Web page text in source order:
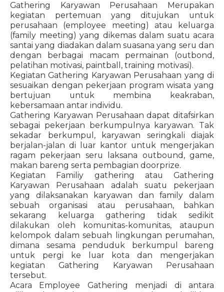
Gathering Karyawan Perusahaan Merupakan
kegiatan pertemuan yang ditujukan untuk
perusahaan (employee meeting) atau keluarga
(family meeting) yang dikemas dalam suatu acara
santai yang diadakan dalam suasana yang seru dan
dengan berbagai macam permainan (outbond,
pelatihan motivasi, paintball, training motivasi).
Kegiatan Gathering Karyawan Perusahaan yang di
sesuaikan dengan pekerjaan program wisata yang
bertujuan untuk membina keakraban,
kebersamaan antar individu.
Gathering Karyawan Perusahaan dapat ditafsirkan
sebagai pekerjaan berkumpulnya karyawan. Tak
sekadar berkumpul, karyawan seringkali diajak
berjalan-jalan di luar kantor untuk mengerjakan
ragam pekerjaan seru laksana outbound, game,
makan bareng serta pembagian doorprize.
Kegiatan Familiy gathering atau Gathering
Karyawan Perusahaan adalah suatu pekerjaan
yang dilaksanakan karyawan dan family dalam
sebuah organisasi atau perusahaan, bahkan
sekarang keluarga gathering tidak sedikit
dilakukan oleh komunitas-komunitas, ataupun
kelompok dalam sebuah lingkungan perumahan,
dimana sesama penduduk berkumpul bareng
untuk pergi ke luar kota dan mengerjakan
kegiatan Gathering Karyawan Perusahaan
tersebut.
Acara Employee Gathering menjadi di antara